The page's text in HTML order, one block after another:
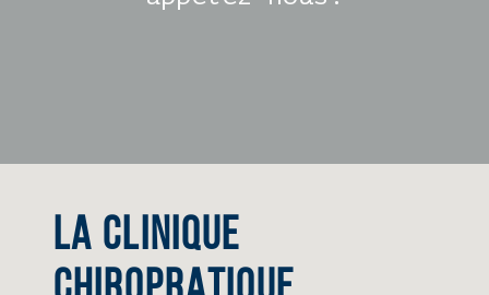
LA CLINIQUE